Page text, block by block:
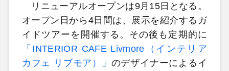
リニューアルオープンは9月15日となる。
オープン日から4日間は、展示を紹介するガ
イドツアーを開催する。その後も定期的に
「INTERIOR CAFE Livmore（インテリア
カフェ リブモア）」 のデザイナーによるイ